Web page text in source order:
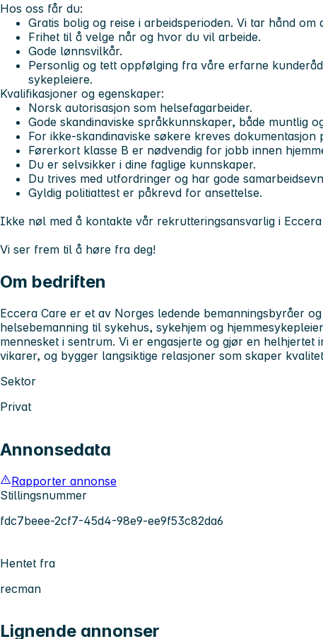
Hos oss får du:
Gratis bolig og reise i arbeidsperioden. Vi tar hånd om
Frihet til å velge når og hvor du vil arbeide.
Gode lønnsvilkår.
Personlig og tett oppfølging fra våre erfarne
sykepleiere.
Kvalifikasjoner og egenskaper:
Norsk autorisasjon som helsefagarbeider.
Gode skandinaviske språkkunnskaper, både muntlig
For ikke-skandinaviske søkere kreves dokumentasjon
Førerkort klasse B er nødvendig for jobb innen
Du er selvsikker i dine faglige kunnskaper.
Du trives med utfordringer og har gode
Gyldig politiattest er påkrevd for ansettelse.
Ikke nøl med å kontakte vår rekrutteringsansvarlig i
Vi ser frem til å høre fra deg!
Om bedriften
Eccera Care er et av Norges ledende bemanningsbyråer
helsebemanning til sykehus, sykehjem og
mennesket i sentrum. Vi er engasjerte og gjør en helhjertet
vikarer, og bygger langsiktige relasjoner som skaper
Sektor
Privat
Annonsedata
Rapporter annonse
Stillingsnummer
fdc7beee-2cf7-45d4-98e9-ee9f53c82da6
Hentet fra
recman
Lignende annonser